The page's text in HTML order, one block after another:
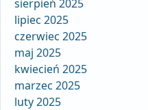
sierpień 2025
lipiec 2025
czerwiec 2025
maj 2025
kwiecień 2025
marzec 2025
luty 2025